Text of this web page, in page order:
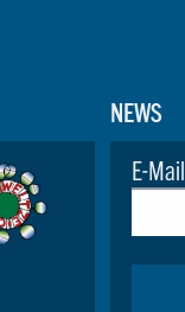
NEWS
E-Mail